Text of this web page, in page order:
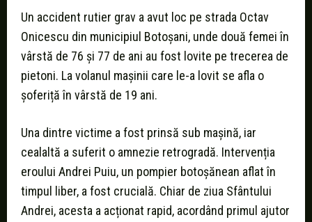
Un accident rutier grav a avut loc pe strada Octav
Onicescu din municipiul Botoșani, unde două femei în
vârstă de 76 și 77 de ani au fost lovite pe trecerea de
pietoni. La volanul mașinii care le-a lovit se afla o
șoferiță în vârstă de 19 ani.
Una dintre victime a fost prinsă sub mașină, iar
cealaltă a suferit o amnezie retrogradă. Intervenția
eroului Andrei Puiu, un pompier botoșănean aflat în
timpul liber, a fost crucială. Chiar de ziua Sfântului
Andrei, acesta a acționat rapid, acordând primul ajutor